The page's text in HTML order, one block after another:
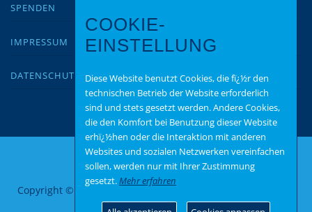
SPENDEN
IMPRESSUM
DATENSCHUTZ
Copyright © 2026 AfD Mainz Bingen
FameThemes
COOKIE-
EINSTELLUNG
Diese Website benutzt Cookies, die fï¿½r den
technischen Betrieb der Website erforderlich
sind und stets gesetzt werden. Andere Cookies,
die den Komfort bei Benutzung dieser Website
erhï¿½hen oder die Interaktion mit anderen
Websites und sozialen Netzwerken vereinfachen
sollen, werden nur mit Ihrer Zustimmung
gesetzt.Mehr erfahren